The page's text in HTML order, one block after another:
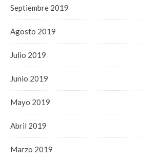
Septiembre 2019
Agosto 2019
Julio 2019
Junio 2019
Mayo 2019
Abril 2019
Marzo 2019